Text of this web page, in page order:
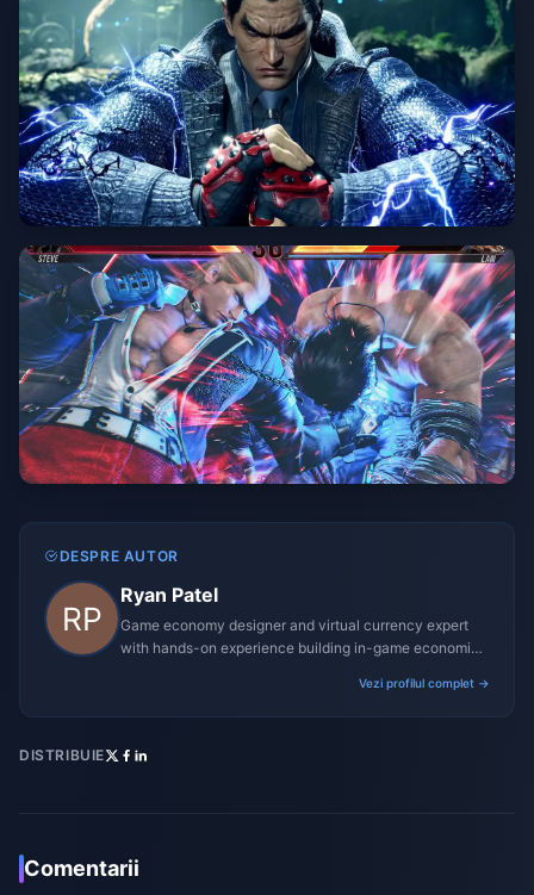
DESPRE AUTOR
Ryan Patel
Game economy designer and virtual currency expert
with hands-on experience building in-game economies
Vezi profilul complet →
DISTRIBUIE
Comentarii